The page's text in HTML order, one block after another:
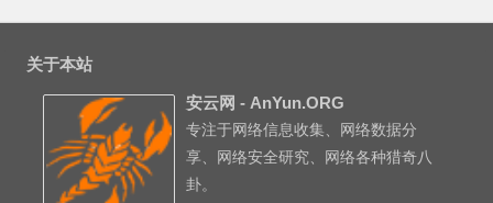
关于本站
安云网 - AnYun.ORG
专注于网络信息收集、网络数据分
享、网络安全研究、网络各种猎奇八
卦。